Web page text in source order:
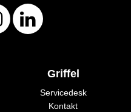
Griffel
Servicedesk
Kontakt